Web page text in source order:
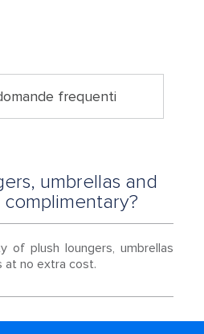
frequenti
umbrellas and
of plush loungers, umbrellas
at no extra cost.